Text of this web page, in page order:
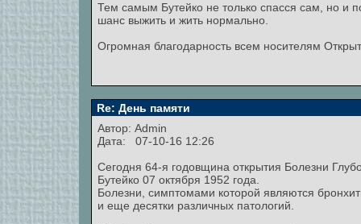
Тем самым Бутейко не только спасся сам, но и
шанс выжить и жить нормально.
Огромная благодарность всем носителям
Re: День памяти
Автор: Admin
Дата: 07-10-16 12:26
Сегодня 64-я годовщина открытия Болезни
Бутейко 07 октября 1952 года.
Болезни, симптомами которой являются
и еще десятки различных патологий.